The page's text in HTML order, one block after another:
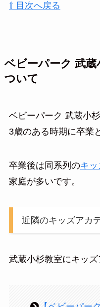
⇧ 目次へ戻る
ベビーパーク 武蔵
ついて
ベビーパーク 武蔵小
3歳のある時期に卒業
卒業後は同系列のキッ
家庭が多いです。
近隣のキッズアカ
武蔵小杉教室にキッズ